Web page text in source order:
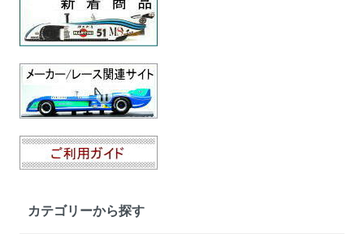
カテゴリーから探す